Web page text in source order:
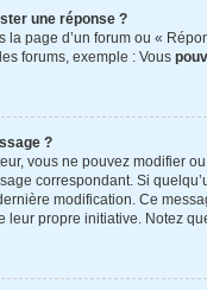
une réponse ?
page d’un forum ou «
forums, exemple : Vous
?
vous ne pouvez modifier
correspondant. Si
modification. Ce
leur propre initiative. Notez